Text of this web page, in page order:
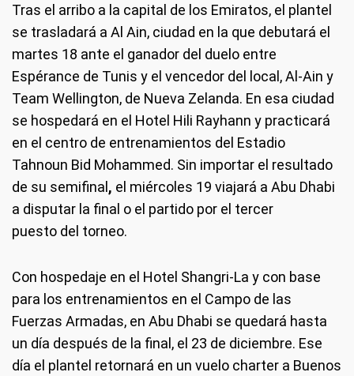
Tras el arribo a la capital de los Emiratos, el plantel
se trasladará a Al Ain, ciudad en la que debutará el
martes 18 ante el ganador del duelo entre
Espérance de Tunis y el vencedor del local, Al-Ain y
Team Wellington, de Nueva Zelanda. En esa ciudad
se hospedará en el Hotel Hili Rayhann y practicará
en el centro de entrenamientos del Estadio
Tahnoun Bid Mohammed. Sin importar el resultado
de su semifinal, el miércoles 19 viajará a Abu Dhabi
a disputar la final o el partido por el tercer
puesto del torneo.
Con hospedaje en el Hotel Shangri-La y con base
para los entrenamientos en el Campo de las
Fuerzas Armadas, en Abu Dhabi se quedará hasta
un día después de la final, el 23 de diciembre. Ese
día el plantel retornará en un vuelo charter a Buenos